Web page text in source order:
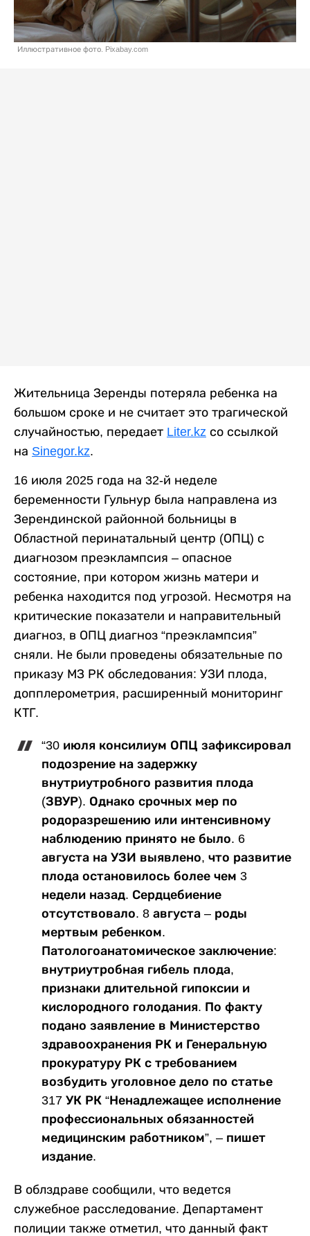
Иллюстративное фото. Pixabay.com
Жительница Зеренды потеряла ребенка на
большом сроке и не считает это трагической
случайностью, передает Liter.kz со ссылкой
на Sinegor.kz.
16 июля 2025 года на 32-й неделе
беременности Гульнур была направлена из
Зерендинской районной больницы в
Областной перинатальный центр (ОПЦ) с
диагнозом преэклампсия – опасное
состояние, при котором жизнь матери и
ребенка находится под угрозой. Несмотря на
критические показатели и направительный
диагноз, в ОПЦ диагноз “преэклампсия”
сняли. Не были проведены обязательные по
приказу МЗ РК обследования: УЗИ плода,
допплерометрия, расширенный мониторинг
КТГ.
“30 июля консилиум ОПЦ зафиксировал
подозрение на задержку
внутриутробного развития плода
(ЗВУР). Однако срочных мер по
родоразрешению или интенсивному
наблюдению принято не было. 6
августа на УЗИ выявлено, что развитие
плода остановилось более чем 3
недели назад. Сердцебиение
отсутствовало. 8 августа – роды
мертвым ребенком.
Патологоанатомическое заключение:
внутриутробная гибель плода,
признаки длительной гипоксии и
кислородного голодания. По факту
подано заявление в Министерство
здравоохранения РК и Генеральную
прокуратуру РК с требованием
возбудить уголовное дело по статье
317 УК РК “Ненадлежащее исполнение
профессиональных обязанностей
медицинским работником”, – пишет
издание.
В облздраве сообщили, что ведется
служебное расследование. Департамент
полиции также отметил, что данный факт